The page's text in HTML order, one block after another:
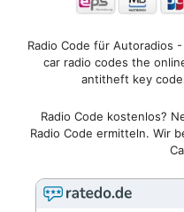
Radio Code für Autoradios
car radio codes the
antitheft key
Radio Code kostenlos?
Radio Code ermitteln. Wir